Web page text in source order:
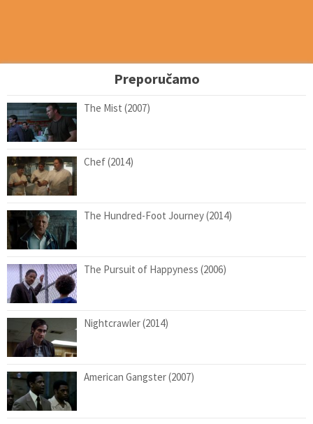
Preporučamo
The Mist (2007)
Chef (2014)
The Hundred-Foot Journey (2014)
The Pursuit of Happyness (2006)
Nightcrawler (2014)
American Gangster (2007)